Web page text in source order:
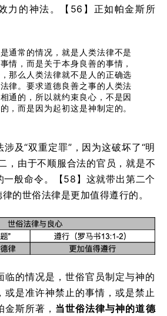
力的神法。【56】正如帕金斯所
通常的情况，就是人类法律不是
情，而是关于本身良善的事情，
那么人类法律就不是人的正确选
律。要求道德良善之事的人类法
通的，所以就约束良心，不是因
，而是因为起初这是神制定的。
及“双重定罪”，因为这破坏了“明
，由于不顺服合法的官员，就是不
一般命令。【58】这就带出第二个
的世俗法律是更加值得遵行的。
临的情况是，世俗官员制定与神的
或是准许神禁止的事情，或是禁止
斯所著， 当世俗法律与神的道德